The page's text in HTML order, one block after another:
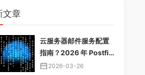
文章
云服务器邮件服务配置
指南？2026 年 Postfix
邮件服务器教程，企业
2026-03-26